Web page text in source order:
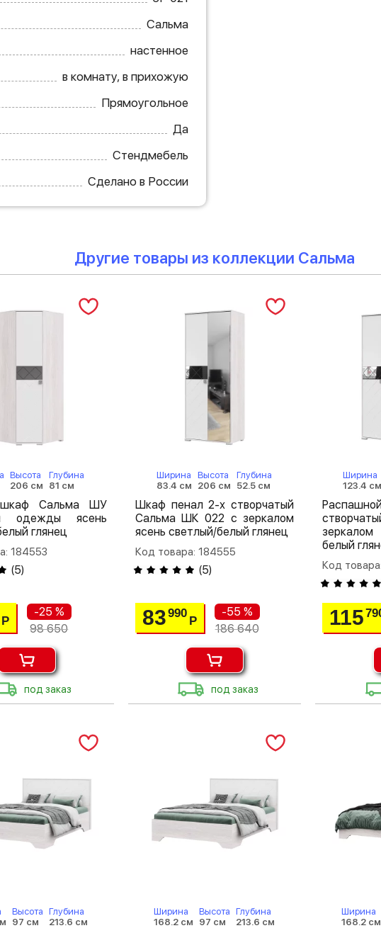
Сальма
настенное
в комнату, в прихожую
Прямоугольное
Да
Стендмебель
Сделано в России
Другие товары из коллекции Сальма
Высота
206 см
Глубина
81 см
шкаф Сальма ШУ
одежды ясень
глянец
184553
(5)
Р
-25 %
98 650
под заказ
Ширина
83.4 см
Высота
206 см
Глубина
52.5 см
Шкаф пенал 2-х створчатый
Сальма ШК 022 с зеркалом
ясень светлый/белый глянец
Код товара: 184555
(5)
83990
Р
-55 %
186 640
под заказ
Ширина
123.4 см
белый
Код
115
Высота
97 см
Глубина
213.6 см
Ширина
168.2 см
Высота
97 см
Глубина
213.6 см
Ширина
168.2 см